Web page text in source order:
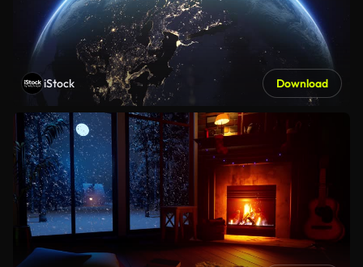
iStock Download